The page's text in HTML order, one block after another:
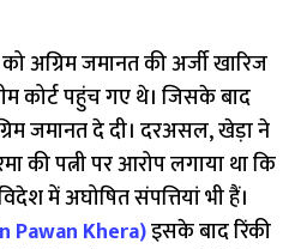
अग्रिम जमानत की अर्जी खारिज
कोर्ट पहुंच गए थे। जिसके बाद
जमानत दे दी। दरअसल, खेड़ा ने
की पत्नी पर आरोप लगाया था कि
में अघोषित संपत्तियां भी हैं।
Pawan Khera)इसके बाद रिंकी